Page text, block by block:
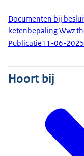
Documenten bij
ketenbepaling Wwz
Publicatie11-06-2025
Hoort bij